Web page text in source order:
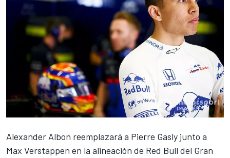
Alexander Albon reemplazará a Pierre Gasly junto a
Max Verstappen en la alineación de Red Bull del Gran